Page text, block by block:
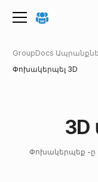
GroupDocs
Փոխակերպել 3D
Փոխակերպեք -ը